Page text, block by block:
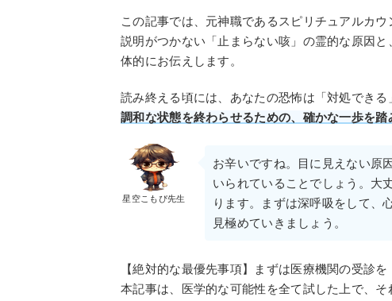
この記事では、元神職であるスピリチュアルカ
説明がつかない「止まらない咳」の霊的な原因と
体的にお伝えします。
読み終える頃には、あなたの恐怖は「対処できる
調和な状態を終わらせるための、確かな一歩を踏
星空こもぴ先生
お辛いですね。目に見えない原
いられていることでしょう。大
ります。まずは深呼吸をして、
見極めていきましょう。
【絶対的な最優先事項】まずは医療機関の受診を
本記事は、医学的な可能性を全て試した上で、